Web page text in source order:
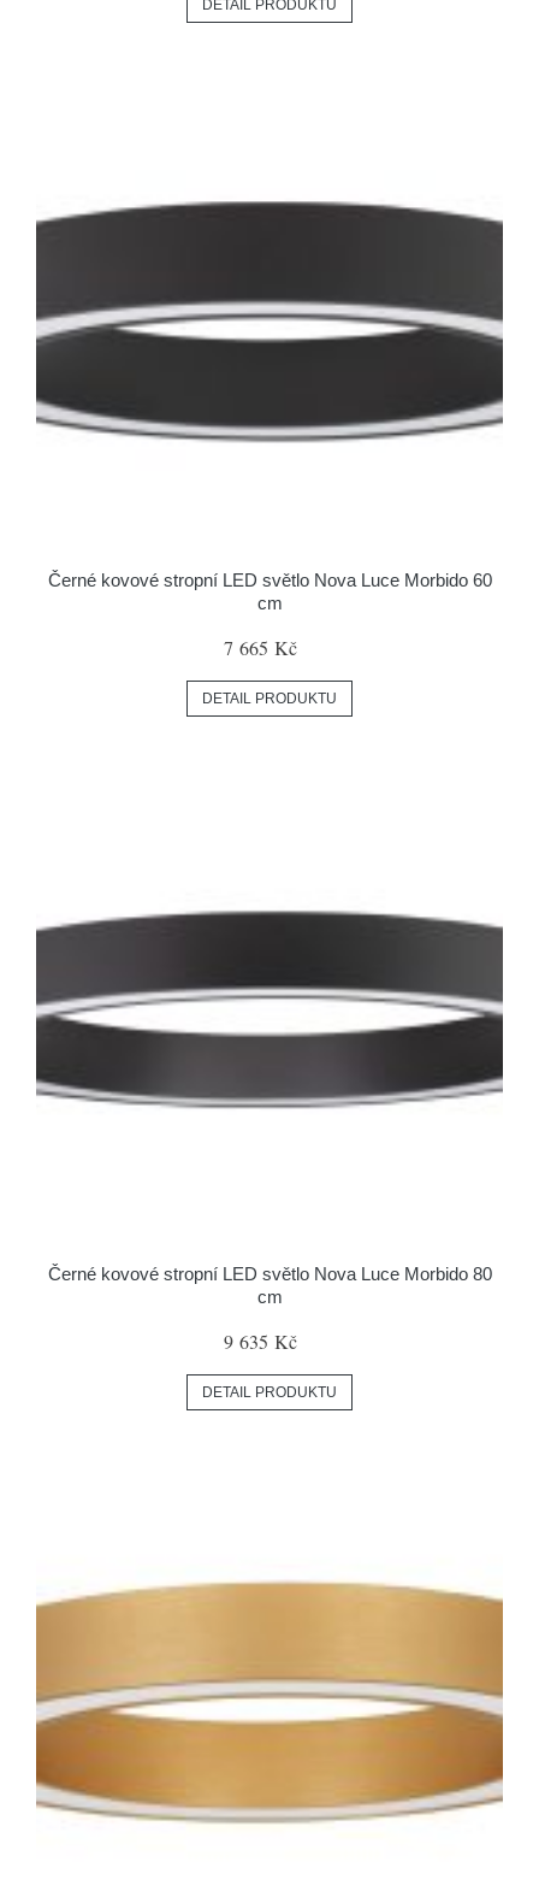
DETAIL PRODUKTU
Černé kovové stropní LED světlo Nova Luce Morbido 60
cm
7 665 Kč
DETAIL PRODUKTU
Černé kovové stropní LED světlo Nova Luce Morbido 80
cm
9 635 Kč
DETAIL PRODUKTU